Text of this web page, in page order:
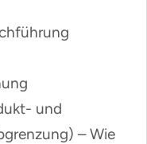
und
– Wie